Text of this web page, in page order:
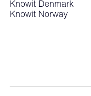
Knowit Denmark
Knowit Norway